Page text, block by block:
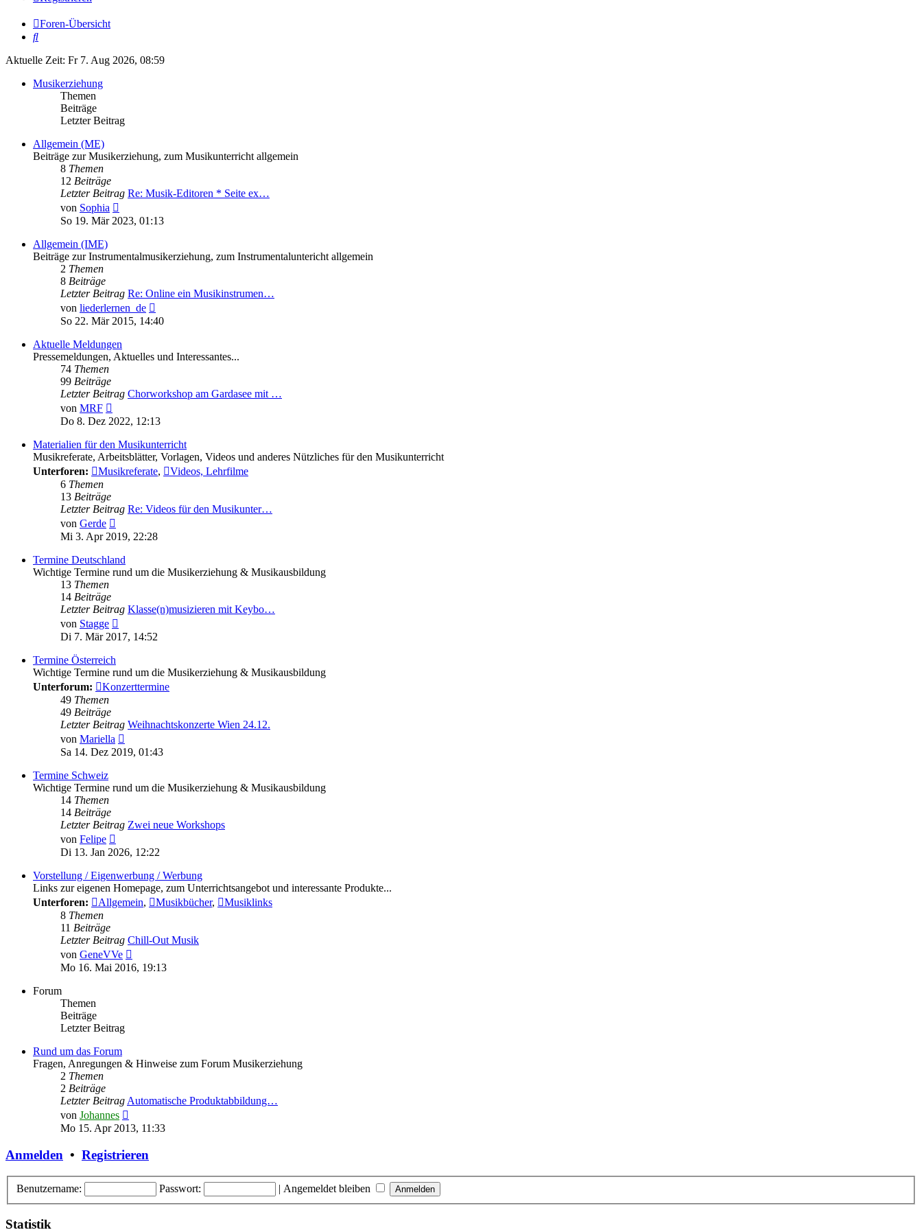
Foren-Übersicht
Suche
Aktuelle Zeit: Fr 7. Aug 2026, 08:59
Musikerziehung
Themen
Beiträge
Letzter Beitrag
Allgemein (ME)
Beiträge zur Musikerziehung, zum Musikunterricht allgemein
8 Themen
12 Beiträge
Letzter Beitrag Re: Musik-Editoren * Seite ex…
von Sophia
Beitrag
So 19. Mär 2023, 01:13
Allgemein (IME)
Beiträge zur Instrumentalmusikerziehung, zum Instrumentaluntericht allgemein
2 Themen
8 Beiträge
Letzter Beitrag Re: Online ein Musikinstrumen…
von liederlernen_de
Beitrag
So 22. Mär 2015, 14:40
Aktuelle Meldungen
Pressemeldungen, Aktuelles und Interessantes...
74 Themen
99 Beiträge
Letzter Beitrag Chorworkshop am Gardasee mit …
von MRF
Beitrag
Do 8. Dez 2022, 12:13
Materialien für den Musikunterricht
Musikreferate, Arbeitsblätter, Vorlagen, Videos und anderes Nützliches für den Musikunterricht
Unterforen:
Musikreferate,
Videos, Lehrfilme
6 Themen
13 Beiträge
Letzter Beitrag Re: Videos für den Musikunter…
von Gerde
Beitrag
Mi 3. Apr 2019, 22:28
Termine Deutschland
Wichtige Termine rund um die Musikerziehung & Musikausbildung
13 Themen
14 Beiträge
Letzter Beitrag Klasse(n)musizieren mit Keybo…
von Stagge
Beitrag
Di 7. Mär 2017, 14:52
Termine Österreich
Wichtige Termine rund um die Musikerziehung & Musikausbildung
Unterforum:
Konzerttermine
49 Themen
49 Beiträge
Letzter Beitrag Weihnachtskonzerte Wien 24.12.
von Mariella
Beitrag
Sa 14. Dez 2019, 01:43
Termine Schweiz
Wichtige Termine rund um die Musikerziehung & Musikausbildung
14 Themen
14 Beiträge
Letzter Beitrag Zwei neue Workshops
von Felipe
Beitrag
Di 13. Jan 2026, 12:22
Vorstellung / Eigenwerbung / Werbung
Links zur eigenen Homepage, zum Unterrichtsangebot und interessante Produkte...
Unterforen:
Allgemein, Musikbücher,
Musiklinks
8 Themen
11 Beiträge
Letzter Beitrag Chill-Out Musik
von GeneVVe
Beitrag
Mo 16. Mai 2016, 19:13
Forum
Themen
Beiträge
Letzter Beitrag
Rund um das Forum
Fragen, Anregungen & Hinweise zum Forum Musikerziehung
2 Themen
2 Beiträge
Letzter BeitragAutomatische Produktabbildung…
von Johannes
Beitrag
Mo 15. Apr 2013, 11:33
Anmelden • Registrieren
Benutzername: Passwort: | Angemeldet bleiben
Statistik